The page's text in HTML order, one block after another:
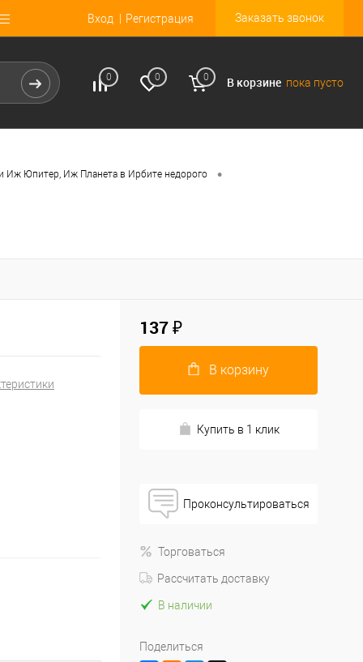
Вход Регистрация Заказать звонок
0 0 0 В корзине пока пусто
Иж Юпитер, Иж Планета в Ирбите недорого •
137 ₽
В корзину
Купить в 1 клик
Проконсультироваться
Торговаться
Рассчитать доставку
В наличии
Поделиться